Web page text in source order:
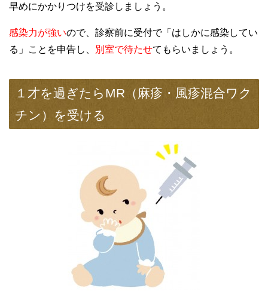
早めにかかりつけを受診しましょう。
感染力が強いので、診察前に受付で「はしかに感染してい
る」ことを申告し、
別室で待たせてもらいましょう。
１才を過ぎたらMR（麻疹・風疹混合ワク
チン）を受ける